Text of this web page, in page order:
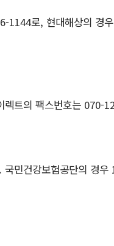
1144로, 현대해상의 경
렉트의 팩스번호는 070-
민건강보험공단의 경